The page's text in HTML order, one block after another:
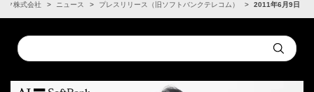
ク株式会社 ニュース プレスリリース（旧ソフトバンクテレコム） 2011年6月9日
Conduct
a
Submit